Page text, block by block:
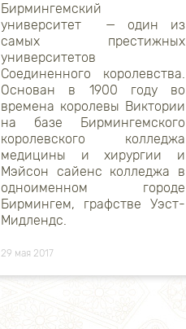
Бирмингемский
университет — один из
самых престижных
университетов
Соединенного королевства.
Основан в 1900 году во
времена королевы Виктории
на базе Бирмингемского
королевского колледжа
медицины и хирургии и
Мэйсон сайенс колледжа в
одноименном городе
Бирмингем, графстве Уэст-
Мидлендс.
29 мая 2017